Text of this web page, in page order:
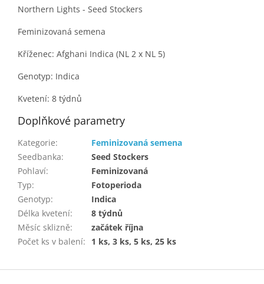
Northern Lights - Seed Stockers
Feminizovaná semena
Kříženec: Afghani Indica (NL 2 x NL 5)
Genotyp: Indica
Kvetení: 8 týdnů
Doplňkové parametry
Kategorie:
Feminizovaná semena
Seedbanka:
Seed Stockers
Pohlaví:
Feminizovaná
Typ:
Fotoperioda
Genotyp:
Indica
Délka kvetení:
8 týdnů
Měsíc sklizně:
začátek října
Počet ks v balení: 1 ks, 3 ks, 5 ks, 25 ks
Z